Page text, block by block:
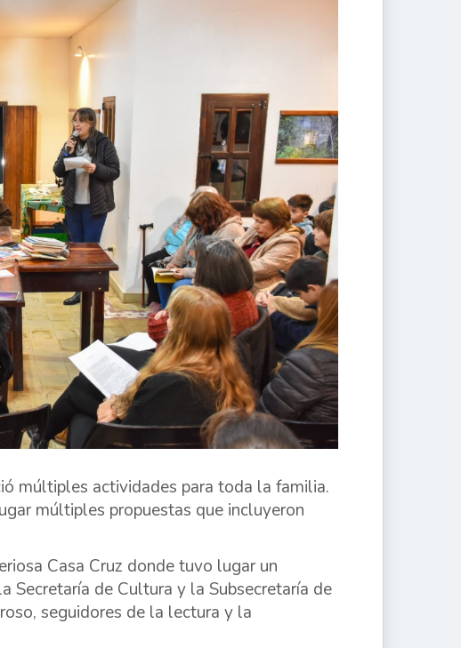
múltiples actividades para toda la familia.
múltiples propuestas que incluyeron
Casa Cruz donde tuvo lugar un
Secretaría de Cultura y la Subsecretaría de
seguidores de la lectura y la